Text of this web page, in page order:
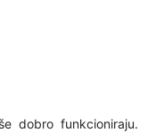
dobro funkcioniraju.